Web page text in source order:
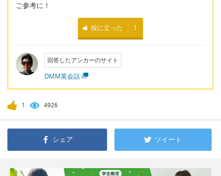
ご参考に！
役に立った 1
回答したアンカーのサイト
DMM英会話
1 4926
シェア ツイート